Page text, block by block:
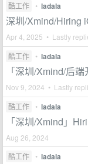
酷工作 • ladala
深圳/Xmind/Hiring
Apr 4, 2025 • Lastly
酷工作 • ladala
「深圳/Xmind/后
Nov 9, 2024 • Lastly
酷工作 • ladala
「深圳/Xmind」
Aug 26, 2024
酷工作
• ladala